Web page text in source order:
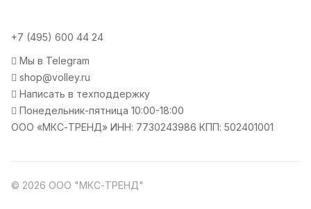
+7 (495) 600 44 24
Мы в Telegram
shop@volley.ru
Написать в техподдержку
Понедельник-пятница 10:00-18:00
ООО «МКС-ТРЕНД» ИНН: 7730243986 КПП: 502401001
© 2026 ООО "МКС-ТРЕНД"